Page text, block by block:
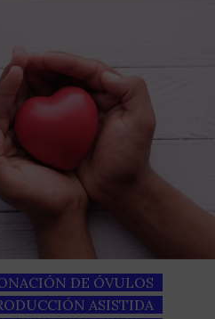
DE ÓVULOS
ASISTIDA